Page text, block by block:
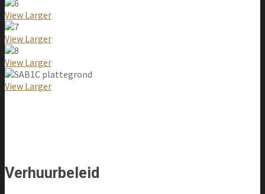
View Larger
View Larger
View Larger
View Larger
Verhuurbeleid